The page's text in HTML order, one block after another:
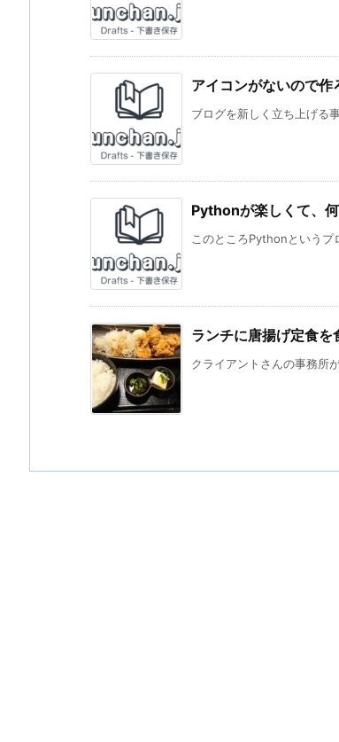
アイコンがないので作
ブログを新しく立ち上げる
Pythonが楽しくて、
このところPythonというプ
ランチに唐揚げ定食
クライアントさんの事務所